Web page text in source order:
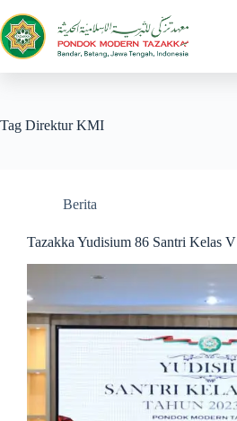
Tag Direktur KMI
Berita
Tazakka Yudisium 86 Santri Kelas V